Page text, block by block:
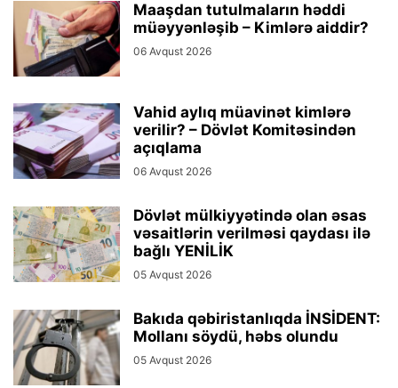
Maaşdan tutulmaların həddi
müəyyənləşib – Kimlərə aiddir?
06 Avqust 2026
Vahid aylıq müavinət kimlərə
verilir? – Dövlət Komitəsindən
açıqlama
06 Avqust 2026
Dövlət mülkiyyətində olan əsas
vəsaitlərin verilməsi qaydası ilə
bağlı YENİLİK
05 Avqust 2026
Bakıda qəbiristanlıqda İNSİDENT:
Mollanı söydü, həbs olundu
05 Avqust 2026